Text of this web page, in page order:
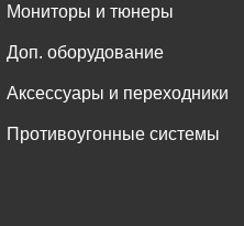
Мониторы и тюнеры
Доп. оборудование
Аксессуары и переходники
Противоугонные системы